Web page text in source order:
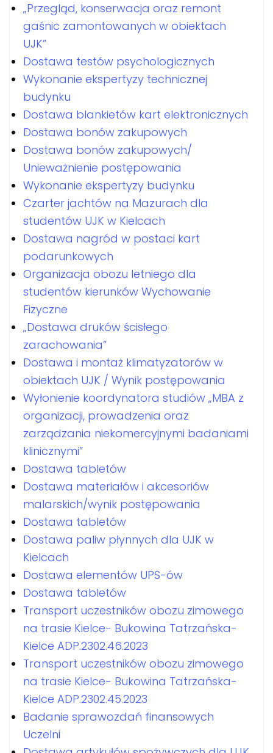
„Przegląd, konserwacja oraz remont
gaśnic zamontowanych w obiektach
UJK”
Dostawa testów psychologicznych
Wykonanie ekspertyzy technicznej
budynku
Dostawa blankietów kart elektronicznych
Dostawa bonów zakupowych
Dostawa bonów zakupowych/
Unieważnienie postępowania
Wykonanie ekspertyzy budynku
Czarter jachtów na Mazurach dla
studentów UJK w Kielcach
Dostawa nagród w postaci kart
podarunkowych
Organizacja obozu letniego dla
studentów kierunków Wychowanie
Fizyczne
„Dostawa druków ścisłego
zarachowania”
Dostawa i montaż klimatyzatorów w
obiektach UJK / Wynik postępowania
Wyłonienie koordynatora studiów „MBA z
organizacji, prowadzenia oraz
zarządzania niekomercyjnymi badaniami
klinicznymi”
Dostawa tabletów
Dostawa materiałów i akcesoriów
malarskich/wynik postępowania
Dostawa tabletów
Dostawa paliw płynnych dla UJK w
Kielcach
Dostawa elementów UPS-ów
Dostawa tabletów
Transport uczestników obozu zimowego
na trasie Kielce- Bukowina Tatrzańska-
Kielce ADP.2302.46.2023
Transport uczestników obozu zimowego
na trasie Kielce- Bukowina Tatrzańska-
Kielce ADP.2302.45.2023
Badanie sprawozdań finansowych
Uczelni